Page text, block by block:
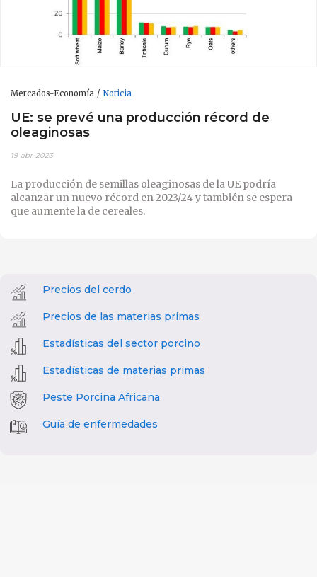
Mercados-Economía Noticia
UE: se prevé una producción récord de
oleaginosas
19-abr-2023
La producción de semillas oleaginosas de la UE podría
alcanzar un nuevo récord en 2023/24 y también se espera
que aumente la de cereales.
Precios del cerdo
Precios de las materias primas
Estadísticas del sector porcino
Estadísticas de materias primas
Peste Porcina Africana
Guía de enfermedades